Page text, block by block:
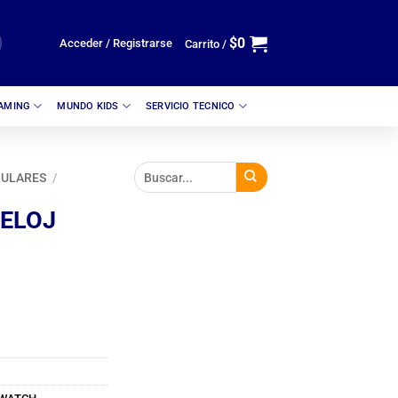
Acceder / Registrarse Carrito / $0
MUNDO KIDS SERVICIO TECNICO
/